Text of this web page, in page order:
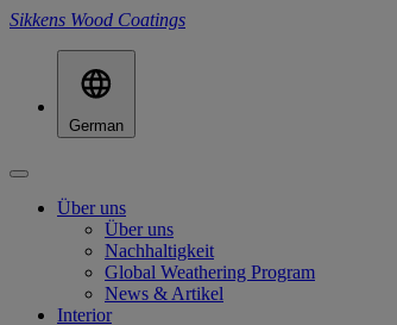
Sikkens Wood Coatings
German
Über uns
Über uns
Nachhaltigkeit
Global Weathering Program
News & Artikel
Interior